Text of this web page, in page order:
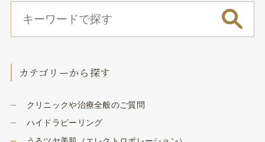
カテゴリーから探す
クリニックや治療全般のご質問
ハイドラピーリング